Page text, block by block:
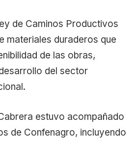
de Caminos Productivos
materiales duraderos que
de las obras,
del sector
estuvo acompañado
de Confenagro, incluyendo